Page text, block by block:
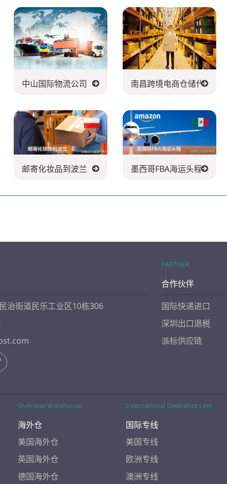
司 中山国际物流公司 南昌跨境电商仓储代发货
邮寄化妆品到波兰 墨西哥FBA海运头程
治街道民乐工业区10栋306
PARTNER
合作伙伴
国际快递进口
深圳出口退税
派标供应链
Overseas Warehouse
海外仓
美国海外仓
英国海外仓
德国海外仓
International Dedicated Line
国际专线
美国专线
欧洲专线
澳洲专线